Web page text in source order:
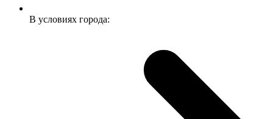
В условиях города: